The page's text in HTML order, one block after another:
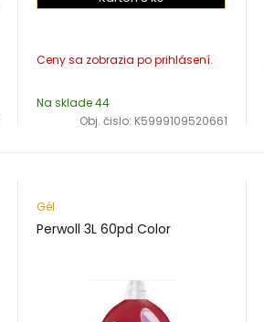
Na sklade 44
Obj. čislo: K5999109520661
Gél
Perwoll 3L 60pd Color